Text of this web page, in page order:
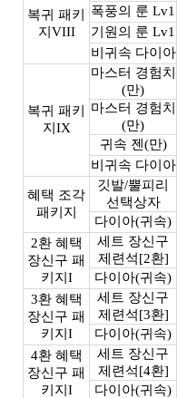
복귀 패키
지VIII
폭풍의 룬 Lv1
기원의 룬 Lv1
비귀속 다이아
복귀 패키
지IX
마스터 경험치
(만)
마스터 경험치
(만)
귀속 젠(만)
비귀속 다이아
혜택 조각
패키지
깃발/뿔피리
선택상자
다이아(귀속)
2환 혜택
장신구 패
키지I
세트 장신구
제련석[2환]
다이아(귀속)
3환 혜택
장신구 패
키지I
세트 장신구
제련석[3환]
다이아(귀속)
4환 혜택
장신구 패
키지I
세트 장신구
제련석[4환]
다이아(귀속)